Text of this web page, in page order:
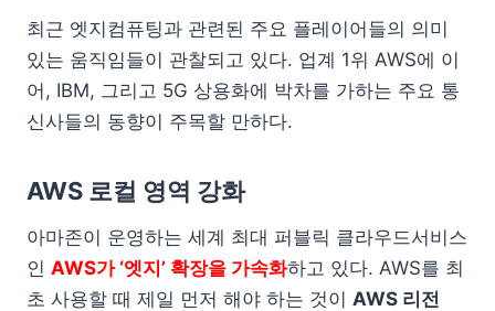
최근 엣지컴퓨팅과 관련된 주요 플레이어들의 의미
있는 움직임들이 관찰되고 있다. 업계 1위 AWS에 이
어, IBM, 그리고 5G 상용화에 박차를 가하는 주요 통
신사들의 동향이 주목할 만하다.
AWS 로컬 영역 강화
아마존이 운영하는 세계 최대 퍼블릭 클라우드서비스
인 AWS가 ‘엣지’ 확장을 가속화하고 있다. AWS를 최
초 사용할 때 제일 먼저 해야 하는 것이 AWS 리전